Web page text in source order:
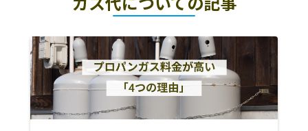
東広島市
竹原市
豊田郡大崎上島
町
安芸高田市
山県郡安芸太田
町
山県郡北広島町